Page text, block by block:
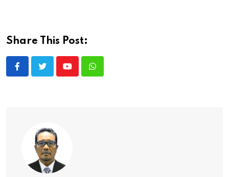
Share This Post:
YoutubeWhatsapp